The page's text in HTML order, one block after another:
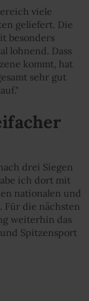
viele
geliefert. Die
besonders
lohnend. Dass
kommt, hat
sehr gut
drei Siegen
ich dort mit
nationalen und
die nächsten
weiterhin das
Spitzensport